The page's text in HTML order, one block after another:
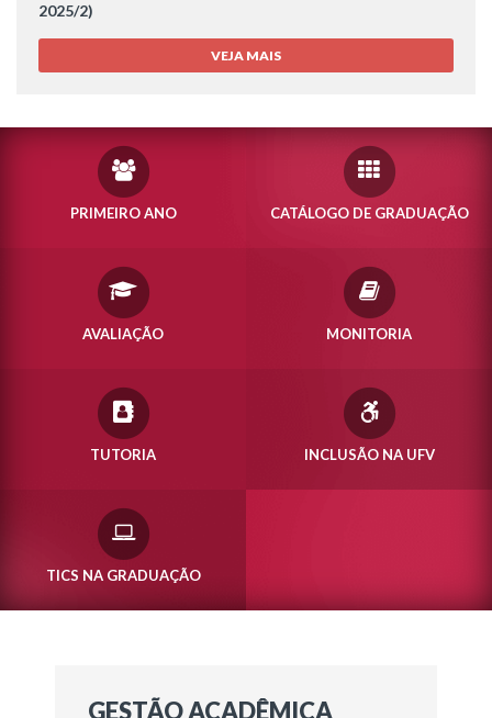
2025/2)
VEJA MAIS
PRIMEIRO ANO CATÁLOGO DE GRADUAÇÃO
AVALIAÇÃO MONITORIA
TUTORIA INCLUSÃO NA UFV
TICS NA GRADUAÇÃO
GESTÃO ACADÊMICA